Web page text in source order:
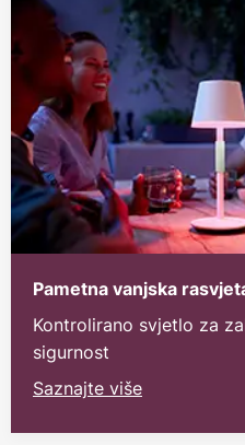
Pametna vanjska
Kontrolirano svjetlo za
sigurnost
Saznajte više